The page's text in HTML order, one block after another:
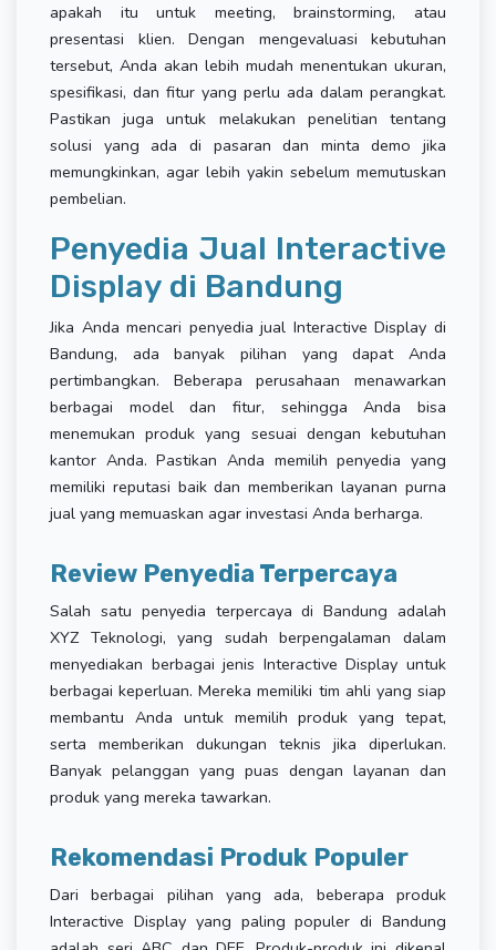
apakah itu untuk meeting, brainstorming, atau
presentasi klien. Dengan mengevaluasi kebutuhan
tersebut, Anda akan lebih mudah menentukan ukuran,
spesifikasi, dan fitur yang perlu ada dalam perangkat.
Pastikan juga untuk melakukan penelitian tentang
solusi yang ada di pasaran dan minta demo jika
memungkinkan, agar lebih yakin sebelum memutuskan
pembelian.
Penyedia Jual Interactive
Display di Bandung
Jika Anda mencari penyedia jual Interactive Display di
Bandung, ada banyak pilihan yang dapat Anda
pertimbangkan. Beberapa perusahaan menawarkan
berbagai model dan fitur, sehingga Anda bisa
menemukan produk yang sesuai dengan kebutuhan
kantor Anda. Pastikan Anda memilih penyedia yang
memiliki reputasi baik dan memberikan layanan purna
jual yang memuaskan agar investasi Anda berharga.
Review Penyedia Terpercaya
Salah satu penyedia terpercaya di Bandung adalah
XYZ Teknologi, yang sudah berpengalaman dalam
menyediakan berbagai jenis Interactive Display untuk
berbagai keperluan. Mereka memiliki tim ahli yang siap
membantu Anda untuk memilih produk yang tepat,
serta memberikan dukungan teknis jika diperlukan.
Banyak pelanggan yang puas dengan layanan dan
produk yang mereka tawarkan.
Rekomendasi Produk Populer
Dari berbagai pilihan yang ada, beberapa produk
Interactive Display yang paling populer di Bandung